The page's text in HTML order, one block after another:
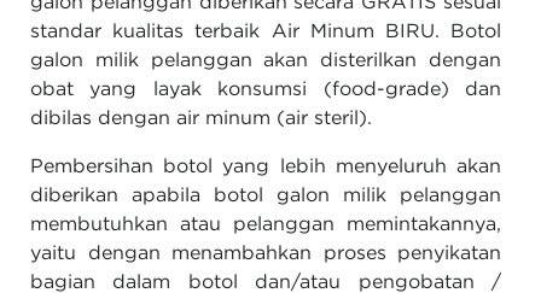
standar kualitas terbaik Air Minum BIRU. Botol
galon milik pelanggan akan disterilkan dengan
obat yang layak konsumsi (food-grade) dan
dibilas dengan air minum (air steril).
Pembersihan botol yang lebih menyeluruh akan
diberikan apabila botol galon milik pelanggan
membutuhkan atau pelanggan memintakannya,
yaitu dengan menambahkan proses penyikatan
bagian dalam botol dan/atau pengobatan /